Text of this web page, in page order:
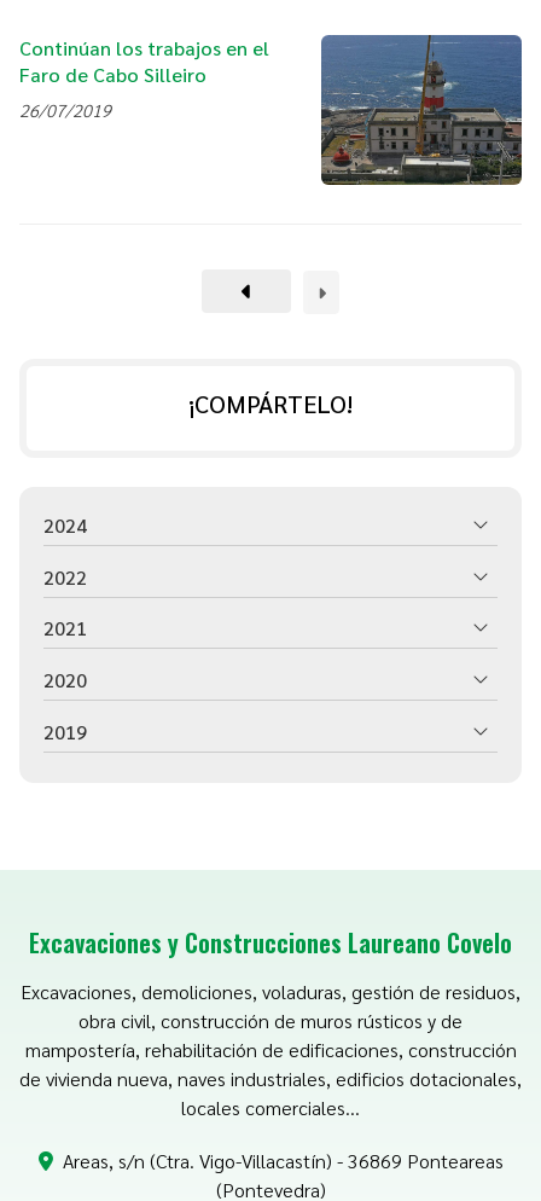
Continúan los trabajos en el
Faro de Cabo Silleiro
26/07/2019
¡COMPÁRTELO!
2024
2022
2021
2020
2019
Excavaciones y Construcciones Laureano Covelo
Excavaciones, demoliciones, voladuras, gestión de residuos,
obra civil, construcción de muros rústicos y de
mampostería, rehabilitación de edificaciones, construcción
de vivienda nueva, naves industriales, edificios dotacionales,
locales comerciales...
Areas, s/n (Ctra. Vigo-Villacastín) - 36869 Ponteareas
(Pontevedra)